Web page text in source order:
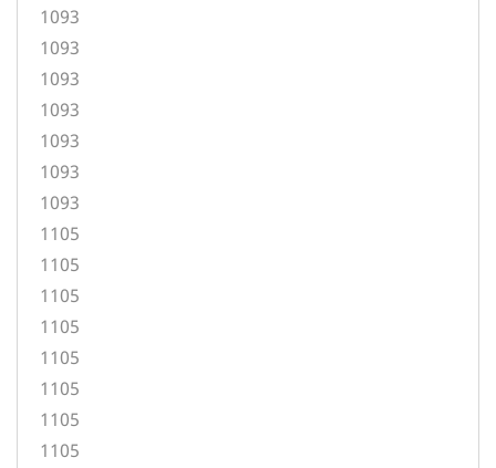
1093
1093
1093
1093
1093
1093
1093
1105
1105
1105
1105
1105
1105
1105
1105